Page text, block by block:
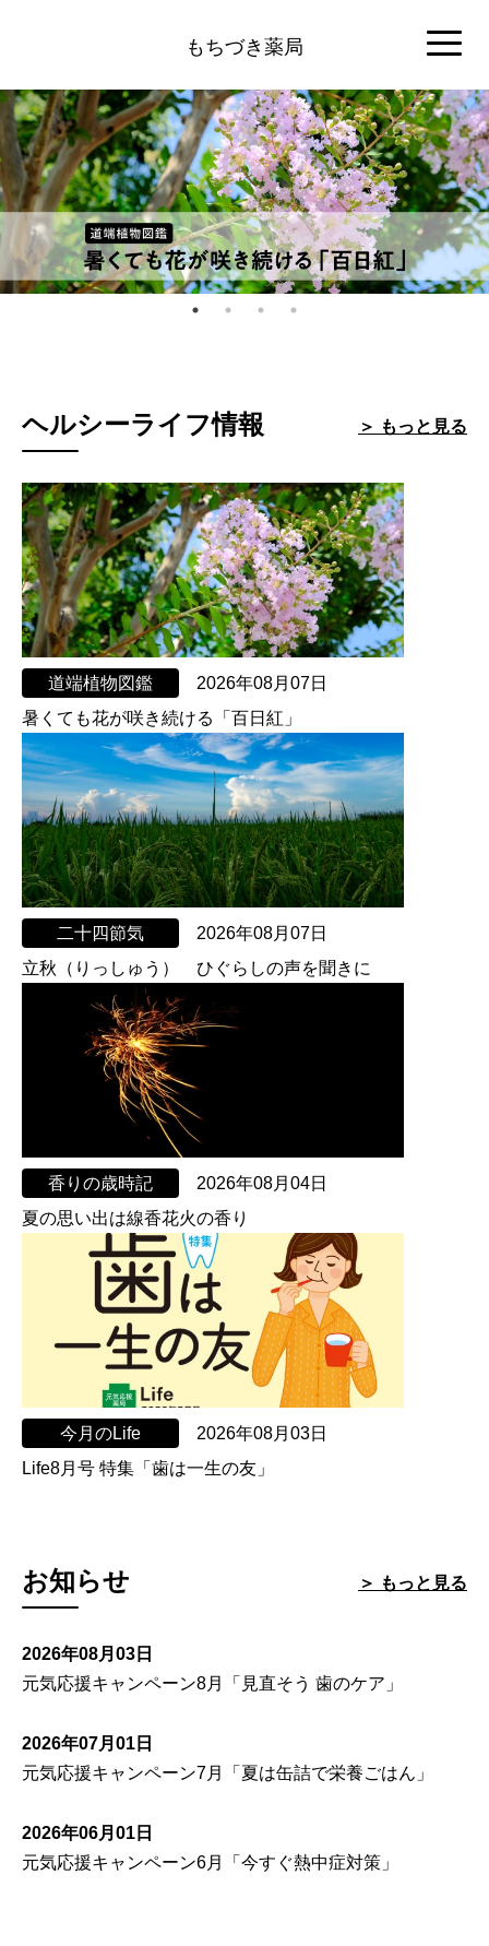
もちづき薬局
ヘルシーライフ情報
道端植物図鑑
2026年08月07日
暑くても花が咲き続ける「百日紅」
二十四節気
2026年08月07日
立秋（りっしゅう） ひぐらしの声を聞きに
香りの歳時記
2026年08月04日
夏の思い出は線香花火の香り
今月のLife
2026年08月03日
Life8月号 特集「歯は一生の友」
＞ もっと見る
お知らせ
2026年08月03日
元気応援キャンペーン8月「見直そう 歯のケア」
2026年07月01日
元気応援キャンペーン7月「夏は缶詰で栄養ごはん」
2026年06月01日
元気応援キャンペーン6月「今すぐ熱中症対策」
＞ もっと見る